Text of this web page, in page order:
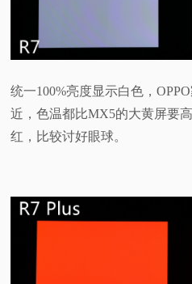
统一100%亮度显示白色，
近，色温都比MX5的大黄屏要
红，比较讨好眼球。